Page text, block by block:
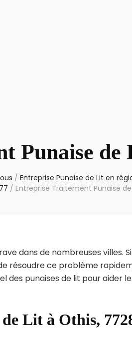
Punaise de
/ Entreprise Punaise de Lit en
/ Entreprise Traitement Punaise
dans de nombreuses villes.
résoudre ce problème
des punaises de lit pour aider
Lit à Othis,